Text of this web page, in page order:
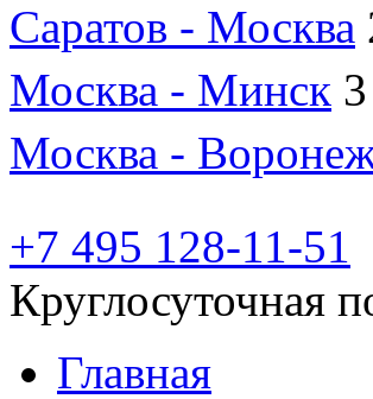
Саратов - Москва
Москва - Минск
Москва -
+7 495 128-11-51
Круглосуточная
Главная